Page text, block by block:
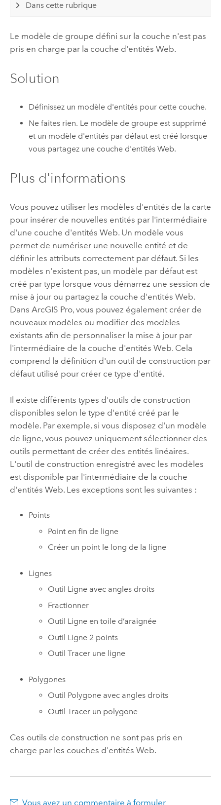
Dans cette rubrique
Le modèle de groupe défini sur la couche n'est pas
pris en charge par la couche d'entités Web.
Solution
Définissez un modèle d'entités pour cette couche.
Ne faites rien. Le modèle de groupe est supprimé
et un modèle d'entités par défaut est créé lorsque
vous partagez une couche d'entités Web.
Plus d'informations
Vous pouvez utiliser les modèles d'entités de la carte
pour insérer de nouvelles entités par l'intermédiaire
d'une couche d'entités Web. Un modèle vous
permet de numériser une nouvelle entité et de
définir les attributs correctement par défaut. Si les
modèles n'existent pas, un modèle par défaut est
créé par type lorsque vous démarrez une session de
mise à jour ou partagez la couche d'entités Web.
Dans ArcGIS Pro, vous pouvez également créer de
nouveaux modèles ou modifier des modèles
existants afin de personnaliser la mise à jour par
l'intermédiaire de la couche d'entités Web. Cela
comprend la définition d'un outil de construction par
défaut utilisé pour créer ce type d'entité.
Il existe différents types d'outils de construction
disponibles selon le type d'entité créé par le
modèle. Par exemple, si vous disposez d'un modèle
de ligne, vous pouvez uniquement sélectionner des
outils permettant de créer des entités linéaires.
L'outil de construction enregistré avec les modèles
est disponible par l'intermédiaire de la couche
d'entités Web. Les exceptions sont les suivantes :
Points
Point en fin de ligne
Créer un point le long de la ligne
Lignes
Outil Ligne avec angles droits
Fractionner
Outil Ligne en toile d’araignée
Outil Ligne 2 points
Outil Tracer une ligne
Polygones
Outil Polygone avec angles droits
Outil Tracer un polygone
Ces outils de construction ne sont pas pris en
charge par les couches d'entités Web.
Vous avez un commentaire à formuler